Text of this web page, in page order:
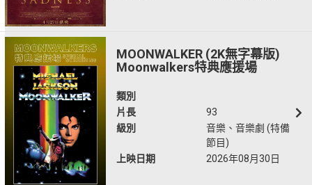
MOONWALKER (2K無字幕版)
Moonwalkers特典應援場
類別
片長
93
級別
音樂、音樂劇 (特備
節目)
上映日期
2026年08月30日